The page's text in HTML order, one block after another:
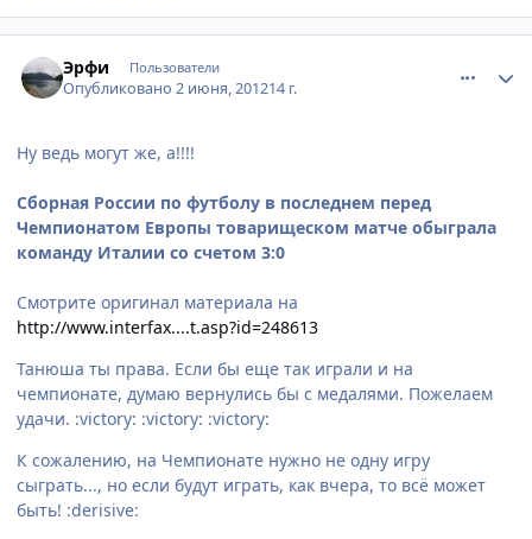
Эрфи Пользователи
Опубликовано2 июня, 201214 г.
Ну ведь могут же, а!!!!
Сборная России по футболу в последнем перед
Чемпионатом Европы товарищеском матче обыграла
команду Италии со счетом 3:0
Смотрите оригинал материала на
http://www.interfax....t.asp?id=248613
Танюша ты права. Если бы еще так играли и на
чемпионате, думаю вернулись бы с медалями. Пожелаем
удачи. :victory: :victory: :victory:
К сожалению, на Чемпионате нужно не одну игру
сыграть..., но если будут играть, как вчера, то всё может
быть! :derisive: